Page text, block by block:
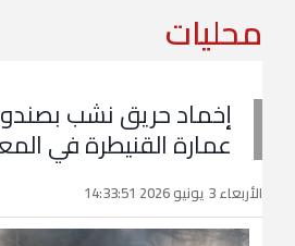
محليات
إخماد حريق نشب
عمارة القنيطرة في
الأربعاء 3 يونيو 2026 14:33:51